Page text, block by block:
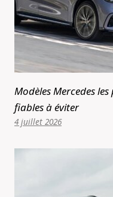
Modèles Mercedes
fiables à éviter
4 juillet 2026